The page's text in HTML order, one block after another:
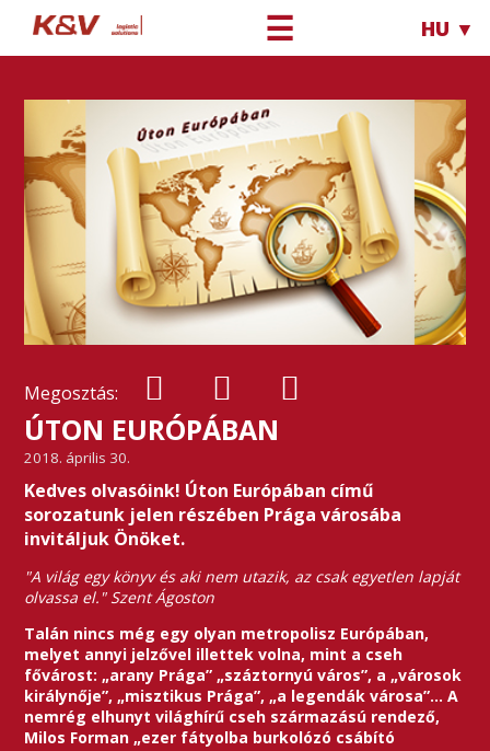
☰ HU ▼
Megosztás:
ÚTON EURÓPÁBAN
2018. április 30.
Kedves olvasóink! Úton Európában című
sorozatunk jelen részében Prága városába
invitáljuk Önöket.
"A világ egy könyv és aki nem utazik, az csak egyetlen lapját
olvassa el." Szent Ágoston
Talán nincs még egy olyan metropolisz Európában,
melyet annyi jelzővel illettek volna, mint a cseh
fővárost: „arany Prága” „száztornyú város”, a „városok
királynője”, „misztikus Prága”, „a legendák városa”… A
nemrég elhunyt világhírű cseh származású rendező,
Milos Forman „ezer fátyolba burkolózó csábító